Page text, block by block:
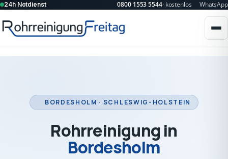
24h Notdienst 0800 1553 5544· kostenlos WhatsApp
BORDESHOLM · SCHLESWIG-HOLSTEIN
Rohrreinigung in
Bordesholm